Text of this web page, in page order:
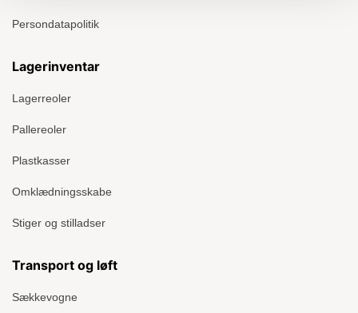
Persondatapolitik
Lagerinventar
Lagerreoler
Pallereoler
Plastkasser
Omklædningsskabe
Stiger og stilladser
Transport og løft
Sækkevogne